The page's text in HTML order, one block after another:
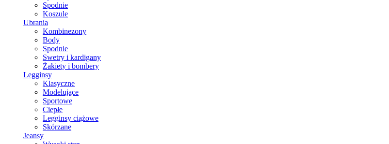
Spodnie
Koszule
Ubrania
Kombinezony
Body
Spodnie
Swetry i kardigany
Żakiety i bombery
Legginsy
Klasyczne
Modelujące
Sportowe
Ciepłe
Legginsy ciążowe
Skórzane
Jeansy